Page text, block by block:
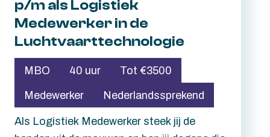
hightechindustrie. ETC staat
wereldwijd bekend om haar
innovatieve technologie en biedt jou
de kans om te werken binnen een
unieke hightech omgeving waar
kwaliteit, veiligheid en ontwikkeling
centraal staan. Meer weten? Lees
dan gauw verder.
p/m als Logistiek
Medewerker in de
Luchtvaarttechnologie
MBO
40 uur
Tot €3500
Medewerker
Nederlandssprekend
Als Logistiek Medewerker steek jij de